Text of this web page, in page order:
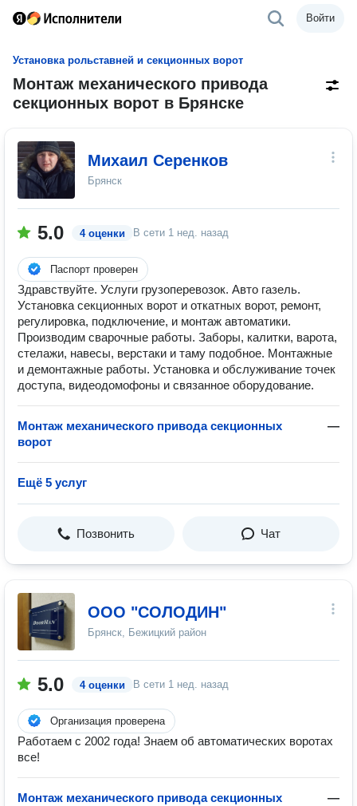
Войти
Установка рольставней и секционных ворот
Монтаж механического привода
секционных ворот в Брянске
Михаил Серенков
Брянск
5.0 4 оценки В сети 1 нед. назад
Паспорт проверен
Здравствуйте. Услуги грузоперевозок. Авто газель.
Установка секционных ворот и откатных ворот, ремонт,
регулировка, подключение, и монтаж автоматики.
Производим сварочные работы. Заборы, калитки, варота,
стелажи, навесы, верстаки и таму подобное. Монтажные
и демонтажные работы. Установка и обслуживание точек
доступа, видеодомофоны и связанное оборудование.
Монтаж механического привода секционных
ворот
—
Ещё 5 услуг
Позвонить Чат
ООО "СОЛОДИН"
Брянск, Бежицкий район
5.0 4 оценки В сети 1 нед. назад
Организация проверена
Работаем с 2002 года! Знаем об автоматических воротах
все!
Монтаж механического привода секционных
—